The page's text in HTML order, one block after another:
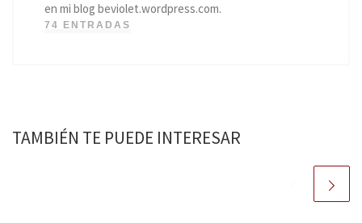
en mi blog beviolet.wordpress.com.
74 ENTRADAS
TAMBIÉN TE PUEDE INTERESAR